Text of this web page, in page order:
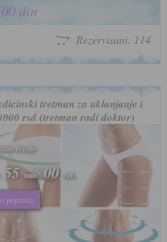
din
Rezervisani: 114
tretman za uklanjanje i
rsd (tretman radi doktor)
vreme
54min. 57 sek.
popustu
vreme
54min. 57 sek.
popustu